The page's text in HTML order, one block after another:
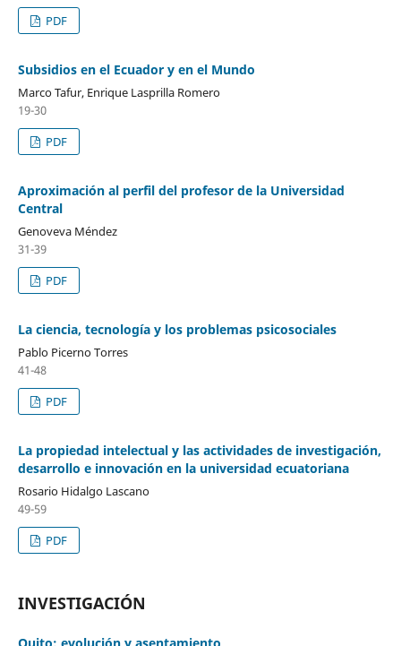
PDF
Subsidios en el Ecuador y en el Mundo
Marco Tafur, Enrique Lasprilla Romero
19-30
PDF
Aproximación al perfil del profesor de la Universidad
Central
Genoveva Méndez
31-39
PDF
La ciencia, tecnología y los problemas psicosociales
Pablo Picerno Torres
41-48
PDF
La propiedad intelectual y las actividades de investigación,
desarrollo e innovación en la universidad ecuatoriana
Rosario Hidalgo Lascano
49-59
PDF
INVESTIGACIÓN